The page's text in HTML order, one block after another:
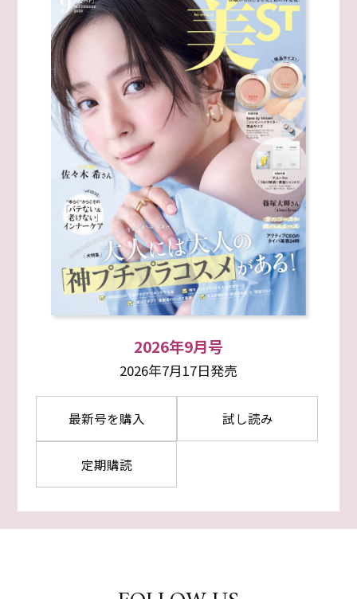
2026年9月号
2026年7月17日発売
最新号を購入 試し読み
定期購読